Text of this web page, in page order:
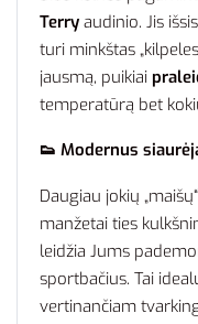
Terry audinio. Jis
turi minkštas
jausmą, puikiai
temperatūrą bet
👟 Modernus
Daugiau jokių
manžetai ties
leidžia Jums
sportbačius. Tai
vertinančiam